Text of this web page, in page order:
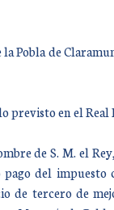
Pobla de
previsto en el Real
de S. M. el
del impuesto
de tercero de